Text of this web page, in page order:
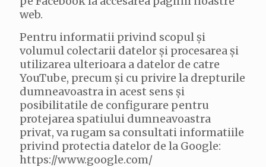
web.
Pentru informatii privind scopul și
volumul colectarii datelor și procesarea și
utilizarea ulterioara a datelor de catre
YouTube, precum și cu privire la drepturile
dumneavoastra in acest sens și
posibilitatile de configurare pentru
protejarea spatiului dumneavoastra
privat, va rugam sa consultati informatiile
privind protectia datelor de la Google:
https://www.google.com/